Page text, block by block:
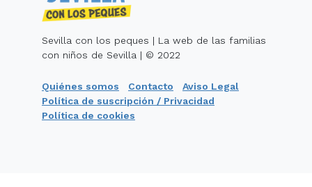
Sevilla con los peques | La web de las familias
con niños de Sevilla | © 2022
Quiénes somos Contacto
Aviso Legal
Política de suscripción / Privacidad
Política de cookies